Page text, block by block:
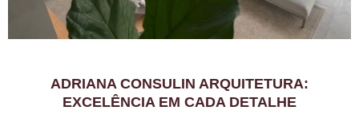
ADRIANA CONSULIN ARQUITETURA:
EXCELÊNCIA EM CADA DETALHE